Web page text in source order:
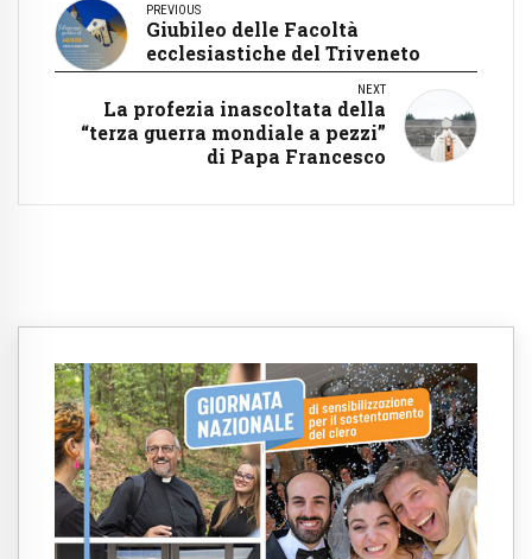
PREVIOUS
Giubileo delle Facoltà
ecclesiastiche del Triveneto
NEXT
La profezia inascoltata della
“terza guerra mondiale a pezzi”
di Papa Francesco